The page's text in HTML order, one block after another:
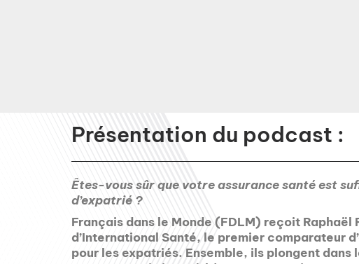
Présentation du podcast :
Êtes-vous sûr que votre assurance santé est
d’expatrié ?
Français dans le Monde (FDLM) reçoit
d’International Santé, le premier comparateur
pour les expatriés. Ensemble, ils plongent dans